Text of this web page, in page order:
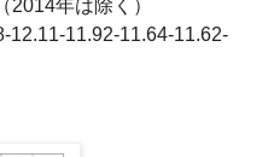
（2014年は除く）
12.11-11.92-11.64-11.62-